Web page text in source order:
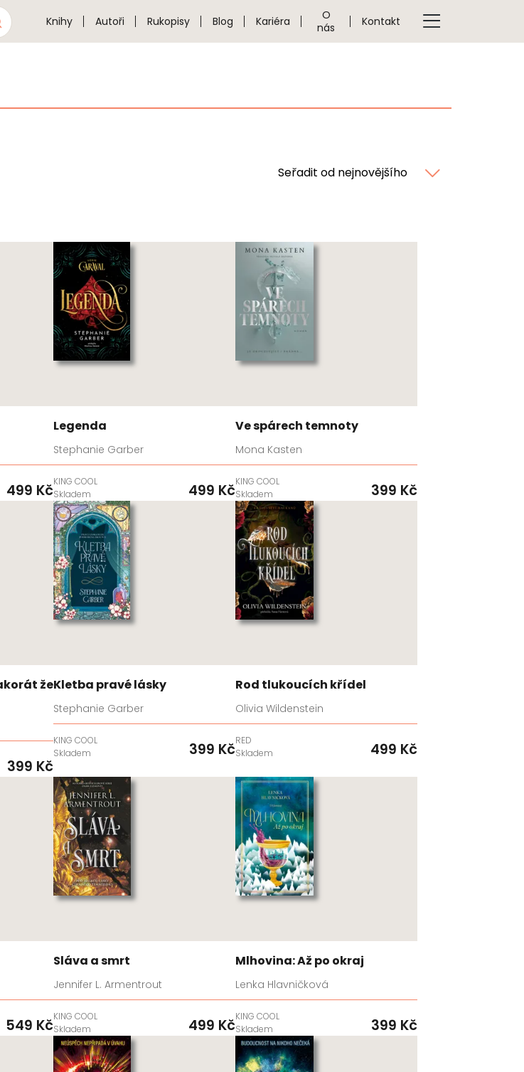
Knihy Autoři Rukopisy Blog Kariéra
O
nás
Kontakt
Seřadit od nejnovějšího
499 Kč
Legenda
Stephanie Garber
KING COOL
Skladem
499 Kč
Ve spárech temnoty
Mona Kasten
KING COOL
Skladem
399 Kč
že
399 Kč
Kletba pravé lásky
Stephanie Garber
KING COOL
Skladem
399 Kč
Rod tlukoucích křídel
Olivia Wildenstein
RED
Skladem
499 Kč
549 Kč
Sláva a smrt
Jennifer L. Armentrout
KING COOL
Skladem
499 Kč
Mlhovina: Až po okraj
Lenka Hlavničková
KING COOL
Skladem
399 Kč